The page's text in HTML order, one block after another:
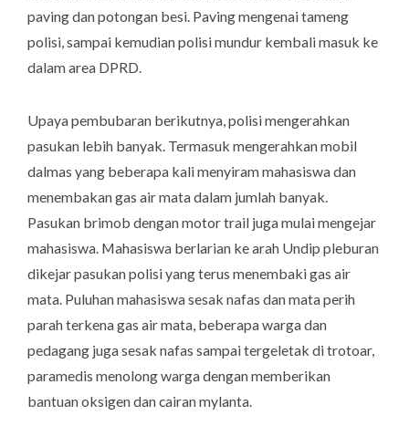
paving dan potongan besi. Paving mengenai tameng
polisi, sampai kemudian polisi mundur kembali masuk ke
dalam area DPRD.
Upaya pembubaran berikutnya, polisi mengerahkan
pasukan lebih banyak. Termasuk mengerahkan mobil
dalmas yang beberapa kali menyiram mahasiswa dan
menembakan gas air mata dalam jumlah banyak.
Pasukan brimob dengan motor trail juga mulai mengejar
mahasiswa. Mahasiswa berlarian ke arah Undip pleburan
dikejar pasukan polisi yang terus menembaki gas air
mata. Puluhan mahasiswa sesak nafas dan mata perih
parah terkena gas air mata, beberapa warga dan
pedagang juga sesak nafas sampai tergeletak di trotoar,
paramedis menolong warga dengan memberikan
bantuan oksigen dan cairan mylanta.